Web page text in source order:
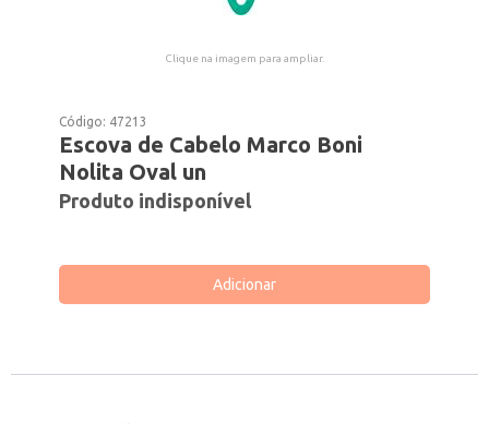
Clique na imagem para ampliar.
Código: 47213
Escova de Cabelo Marco Boni
Nolita Oval un
Produto indisponível
Adicionar